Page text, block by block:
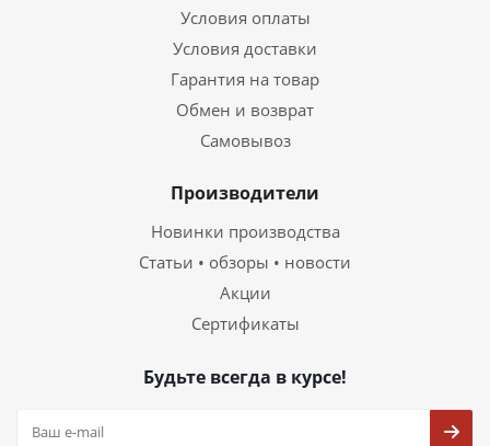
Условия оплаты
Условия доставки
Гарантия на товар
Обмен и возврат
Самовывоз
Производители
Новинки производства
Статьи • обзоры • новости
Акции
Сертификаты
Будьте всегда в курсе!